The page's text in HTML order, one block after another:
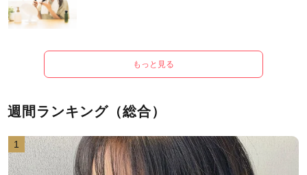
もっと見る
週間ランキング（総合）
1